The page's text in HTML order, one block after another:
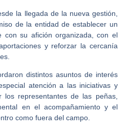
la llegada de la nueva gestión,
de la entidad de establecer un
con su afición organizada, con el
y reforzar la cercanía
distintos asuntos de interés
atención a las iniciativas y
los representantes de las peñas,
en el acompañamiento y el
como fuera del campo.